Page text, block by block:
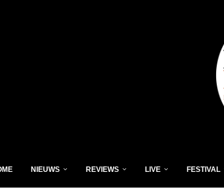
NIEUWS REVIEWS LIVE FESTIVAL